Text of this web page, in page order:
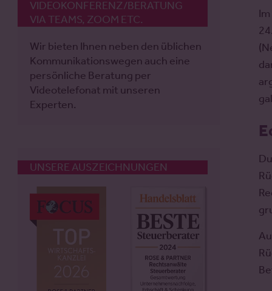
VIDEOKONFERENZ/BERATUNG
VIA TEAMS, ZOOM ETC.
Wir bieten Ihnen neben den üblichen
Kommunikationswegen auch eine
persönliche Beratung per
Videotelefonat mit unseren
Experten.
UNSERE AUSZEICHNUNGEN